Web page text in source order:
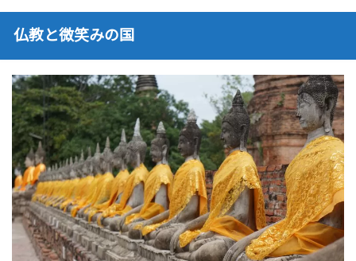
仏教と微笑みの国